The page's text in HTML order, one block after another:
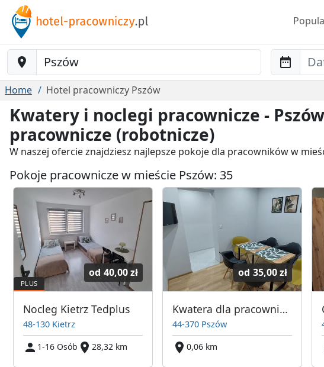
Baustelle-Location Anreise
Home Hotel pracowniczy Pszów
Kwatery i noclegi pracownicze -
pracownicze (robotnicze)
W naszej ofercie znajdziesz najlepsze pokoje dla pracowników w
Pokoje pracownicze w mieście Pszów: 35
od 40,00 zł
Nocleg Kietrz Tedplus
48-130 Kietrz
1-16 Osób
28,32 km
od 35,00 zł
Kwatera dla pracowników
44-370 Pszów
0,06 km